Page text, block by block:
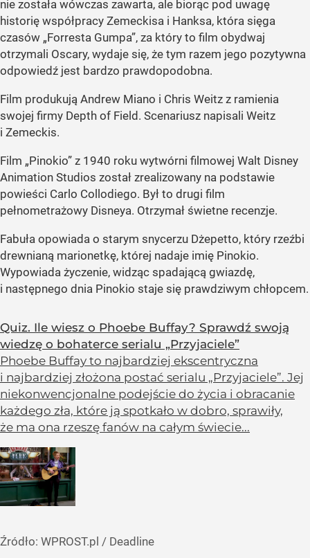
nie została wówczas zawarta, ale biorąc pod uwagę
historię współpracy Zemeckisa i Hanksa, która sięga
czasów „Forresta Gumpa”, za który to film obydwaj
otrzymali Oscary, wydaje się, że tym razem jego pozytywna
odpowiedź jest bardzo prawdopodobna.
Film produkują Andrew Miano i Chris Weitz z ramienia
swojej firmy Depth of Field. Scenariusz napisali Weitz
i Zemeckis.
Film „Pinokio” z 1940 roku wytwórni filmowej Walt Disney
Animation Studios został zrealizowany na podstawie
powieści Carlo Collodiego. Był to drugi film
pełnometrażowy Disneya. Otrzymał świetne recenzje.
Fabuła opowiada o starym snycerzu Dżepetto, który rzeźbi
drewnianą marionetkę, której nadaje imię Pinokio.
Wypowiada życzenie, widząc spadającą gwiazdę,
i następnego dnia Pinokio staje się prawdziwym chłopcem.
Quiz. Ile wiesz o Phoebe Buffay? Sprawdź swoją
wiedzę o bohaterce serialu „Przyjaciele”
Phoebe Buffay to najbardziej ekscentryczna
i najbardziej złożona postać serialu „Przyjaciele”. Jej
niekonwencjonalne podejście do życia i obracanie
każdego zła, które ją spotkało w dobro, sprawiły,
że ma ona rzeszę fanów na całym świecie...
Źródło: WPROST.pl / Deadline